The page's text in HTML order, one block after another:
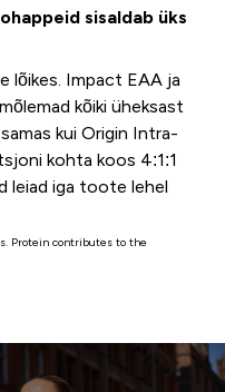
sisaldab üks
lõikes. Impact EAA ja
kõiki üheksast
kui Origin Intra-
kohta koos 4:1:1
leiad iga toote lehel
Protein contributes to the